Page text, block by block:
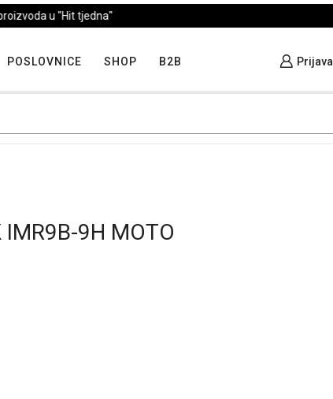
u "Hit tjedna"
POSLOVNICE SHOP B2B Prijava
IMR9B-9H MOTO